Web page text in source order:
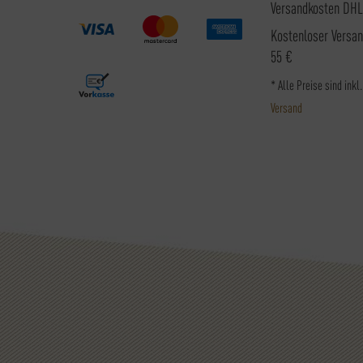
Versandkosten
Kostenloser
55 €
* Alle Preise sind
Versand